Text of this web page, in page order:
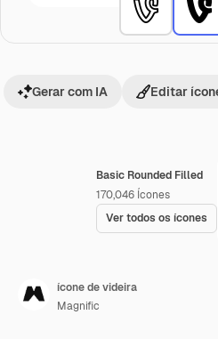
Basic Rounded Filled
170,046 Ícones
Ver todos os ícones
Gerar com IA Editar
ícone de videira
Magnific